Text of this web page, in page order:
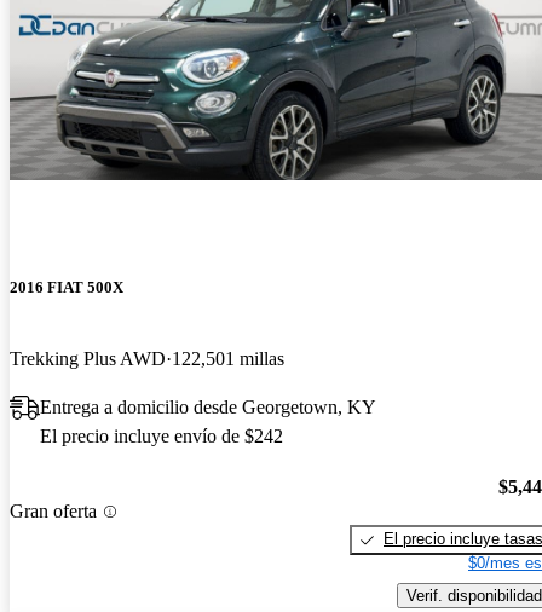
2016 FIAT 500X
Trekking Plus AWD 122,501 millas
Entrega a domicilio desde Georgetown, KY
El precio incluye envío de $242
Gran oferta
El precio incluye tasas
$0/mes
Verif. disponibilidad